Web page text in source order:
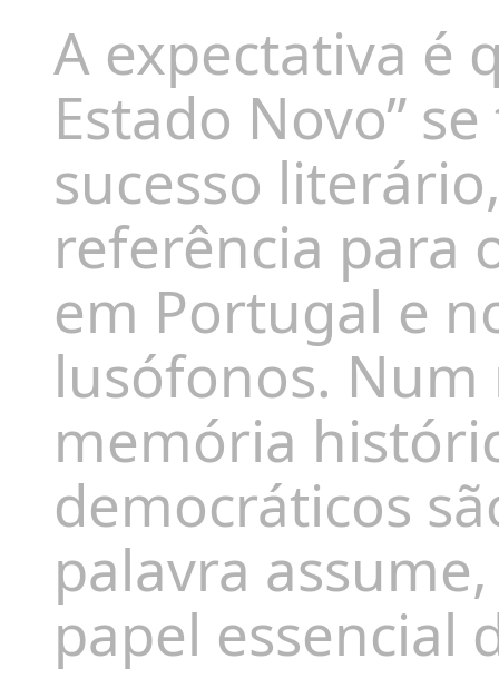
A expectativa é
Estado Novo”
sucesso
referência para
em Portugal e
lusófonos.
memória
democráticos
palavra
papel essencial